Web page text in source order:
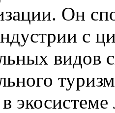
Он
с
видов